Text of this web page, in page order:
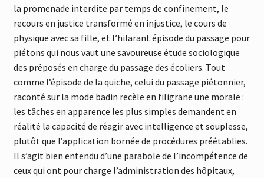
la promenade interdite par temps de confinement, le
recours en justice transformé en injustice, le cours de
physique avec sa fille, et l’hilarant épisode du passage pour
piétons qui nous vaut une savoureuse étude sociologique
des préposés en charge du passage des écoliers. Tout
comme l’épisode de la quiche, celui du passage piétonnier,
raconté sur la mode badin recèle en filigrane une morale :
les tâches en apparence les plus simples demandent en
réalité la capacité de réagir avec intelligence et souplesse,
plutôt que l’application bornée de procédures préétablies.
Il s’agit bien entendu d’une parabole de l’incompétence de
ceux qui ont pour charge l’administration des hôpitaux,